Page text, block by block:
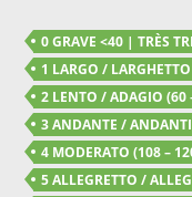
0 GRAVE <40 | TRÈS
1 LARGO /
2 LENTO / ADAGIO (60
3 ANDANTE /
4 MODERATO (108 –
5 ALLEGRETTO /